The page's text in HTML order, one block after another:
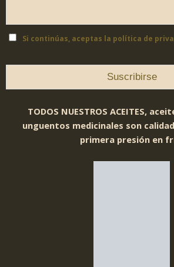
Si continúas, aceptas la política de
TODOS NUESTROS ACEITES,
unguentos medicinales son
primera presión en